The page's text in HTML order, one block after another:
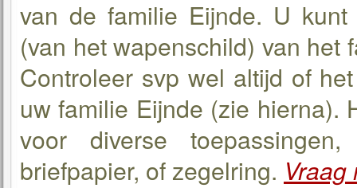
van de familie Eijnde. U
(van het wapenschild) van het
Controleer svp wel altijd of
uw familie Eijnde (zie hierna).
voor diverse
briefpapier, of zegelring.